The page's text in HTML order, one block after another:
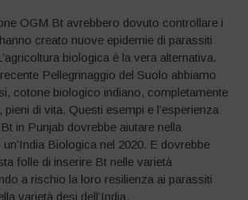
OGM Bt avrebbero dovuto controllare i
creato nuove epidemie di parassiti
biologica è la vera alternativa.
Pellegrinaggio del Suolo abbiamo
cotone biologico indiano, completamente
pieni di vita. Questi esempi e l’esperienza
in Punjab dovrebbe aiutare nella
Biologica nel 2020. E dovrebbe
folle di inserire Bt nelle varietà
a rischio la loro resilienza ai parassiti
varietà desi dell’India.